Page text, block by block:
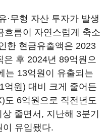
·무형 자산 투자가 발생
흐름이 자연스럽게 축소
한 현금유출액은 2023
후 2024년 89억원으
는 13억원이 유출되는
억원) 대비 크게 줄어든
도 6억원으로 직전년도
줄면서, 지난해 3분기
이 유입됐다.